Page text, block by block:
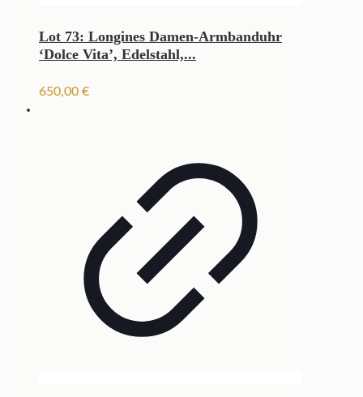
Lot 73: Longines Damen-Armbanduhr
‘Dolce Vita’, Edelstahl,...
650,00 €